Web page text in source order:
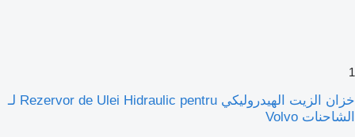
1
خزان الزيت الهيدروليكي Rezervor de Ulei Hidraulic pentru لـ
الشاحنات Volvo